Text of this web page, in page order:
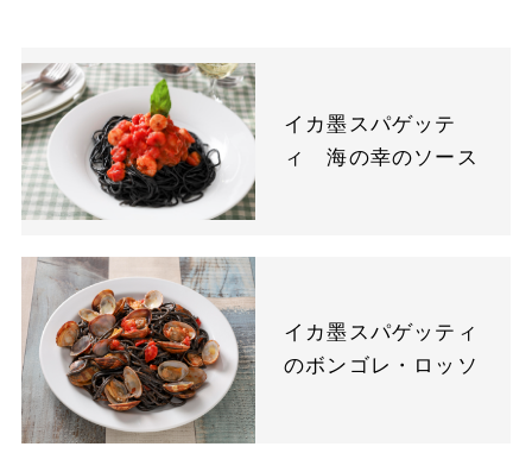
イカ墨スパゲッテ
ィ 海の幸のソース
イカ墨スパゲッティ
のボンゴレ・ロッソ